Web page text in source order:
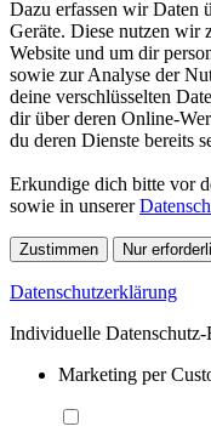
Dazu erfassen wir Daten
Geräte. Diese nutzen wir
Website und um dir
sowie zur Analyse der
deine verschlüsselten
dir über deren Online-
du deren Dienste bereits
Erkundige dich bitte vor
sowie in unserer
Zustimmen Nur
Datenschutzerklärung
Individuelle Datenschutz-
Marketing per